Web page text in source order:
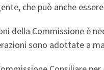
che può anche
della Commissione è
sono adottate a